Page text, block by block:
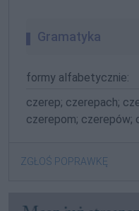
Gramatyka
formy alfabetycznie:
czerep; czerepach;
czerepom; czerepów;
ZGŁOŚ POPRAWKĘ